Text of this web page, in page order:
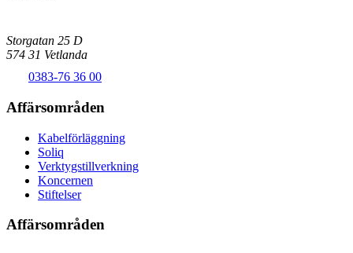
Storgatan 25 D
574 31 Vetlanda
0383-76 36 00
Affärsområden
Kabelförläggning
Soliq
Verktygstillverkning
Koncernen
Stiftelser
Affärsområden